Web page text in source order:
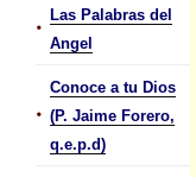
•
Las Palabras del
Angel
•
Conoce a tu Dios
(P. Jaime Forero,
q.e.p.d)